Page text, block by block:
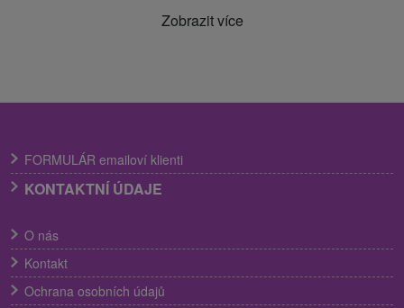
Zobrazit více
FORMULÁR emailoví klienti
KONTAKTNÍ ÚDAJE
O nás
Kontakt
Ochrana osobních údajů